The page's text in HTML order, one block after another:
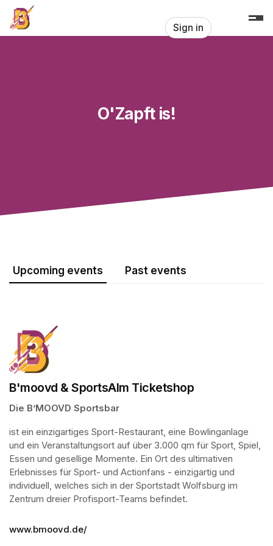
Skip header
Sign in
O'Zapft is!
Upcoming events Past events
B'moovd & SportsAlm Ticketshop
Die B’MOOVD Sportsbar
ist ein einzigartiges Sport-Restaurant, eine Bowlinganlage
und ein Veranstaltungsort auf über 3.000 qm für Sport, Spiel,
Essen und gesellige Momente. Ein Ort des ultimativen
Erlebnisses für Sport- und Actionfans - einzigartig und
individuell, welches sich in der Sportstadt Wolfsburg im
Zentrum dreier Profisport-Teams befindet.
www.bmoovd.de/